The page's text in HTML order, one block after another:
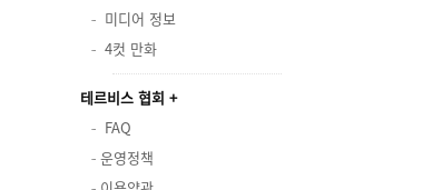
미디어 정보
4컷 만화
테르비스 협회
FAQ
운영정책